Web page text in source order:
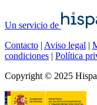
Un servicio de
Contacto | Aviso legal |
condiciones | Política
Copyright © 2025